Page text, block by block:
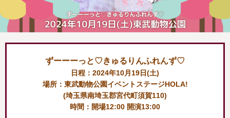
ずーーーっと♡きゅるりんふれんず♡
日程：2024年10月19日(土)
場所：東武動物公園イベントステージHOLA!
(埼玉県南埼玉郡宮代町須賀110)
時間：開場12:00 開演13:00